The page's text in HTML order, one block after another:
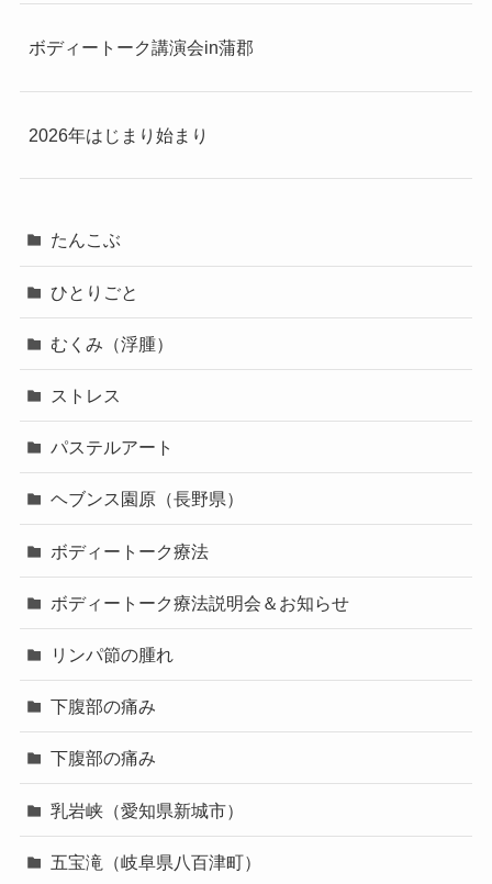
ボディートーク講演会in蒲郡
2026年はじまり始まり
たんこぶ
ひとりごと
むくみ（浮腫）
ストレス
パステルアート
ヘブンス園原（長野県）
ボディートーク療法
ボディートーク療法説明会＆お知らせ
リンパ節の腫れ
下腹部の痛み
下腹部の痛み
乳岩峡（愛知県新城市）
五宝滝（岐阜県八百津町）